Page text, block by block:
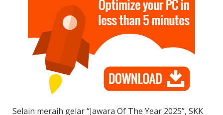
Selain meraih gelar “Jawara Of The Year 2025”, SKK